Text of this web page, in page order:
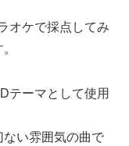
オケで採点してみ
テーマとして使用
い雰囲気の曲で